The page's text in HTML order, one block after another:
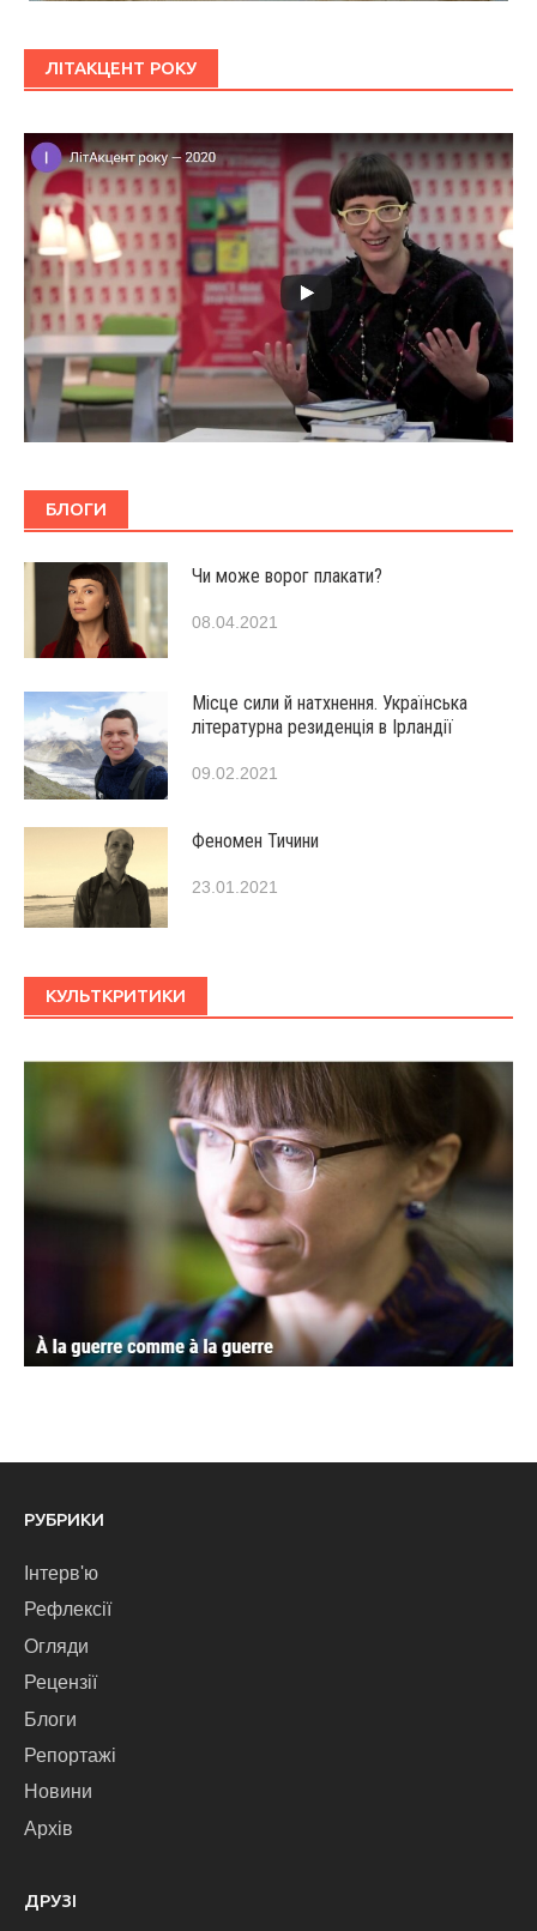
ЛІТАКЦЕНТ РОКУ
БЛОГИ
Чи може ворог плакати?
08.04.2021
Місце сили й натхнення. Українська
літературна резиденція в Ірландії
09.02.2021
Феномен Тичини
23.01.2021
КУЛЬТКРИТИКИ
РУБРИКИ
Інтерв'ю
Рефлексії
Огляди
Рецензії
Блоги
Репортажі
Новини
Архів
ДРУЗІ